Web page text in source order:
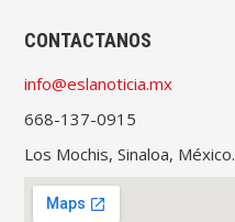
CONTACTANOS
info@eslanoticia.mx
668-137-0915
Los Mochis, Sinaloa, México.